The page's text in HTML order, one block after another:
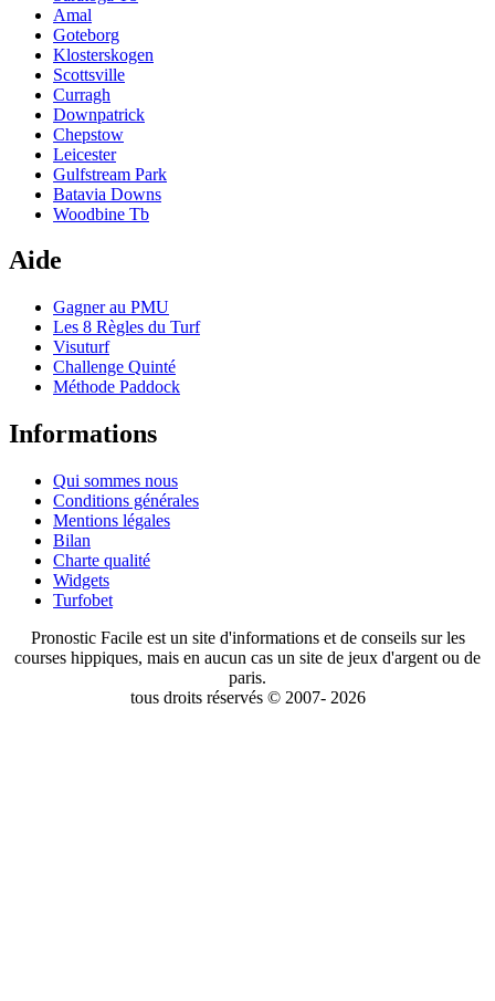
Amal
Goteborg
Klosterskogen
Scottsville
Curragh
Downpatrick
Chepstow
Leicester
Gulfstream Park
Batavia Downs
Woodbine Tb
Aide
Gagner au PMU
Les 8 Règles du Turf
Visuturf
Challenge Quinté
Méthode Paddock
Informations
Qui sommes nous
Conditions générales
Mentions légales
Bilan
Charte qualité
Widgets
Turfobet
Pronostic Facile est un site d'informations et de conseils sur les
courses hippiques, mais en aucun cas un site de jeux d'argent ou de
paris.
tous droits réservés © 2007- 2026